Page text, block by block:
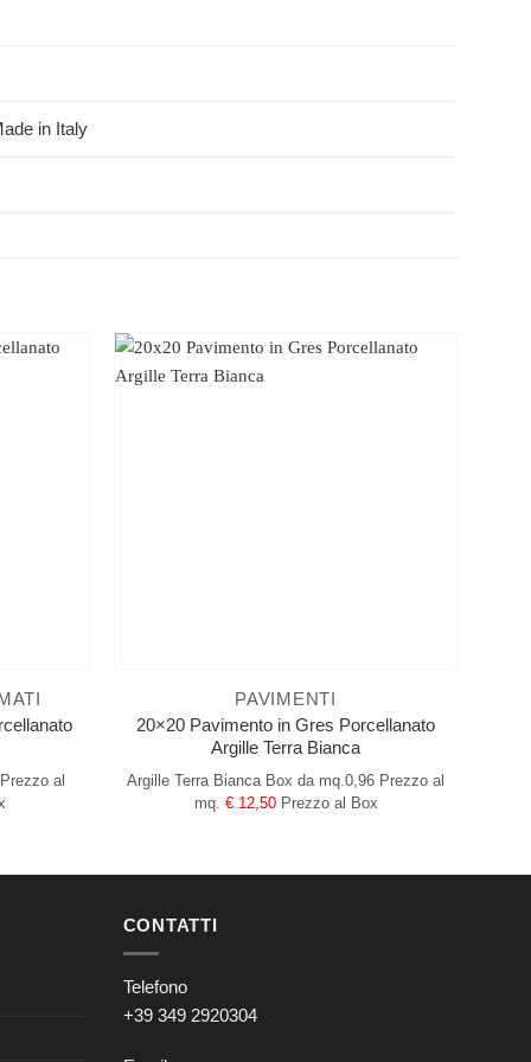
in Italy
Prezzo al
PAVIMENTI
20×20 Pavimento in Gres Porcellanato
Argille Terra Bianca
Argille Terra Bianca Box da mq.0,96 Prezzo al
mq. € 12,50 Prezzo al Box
CONTATTI
Telefono
+39 349 2920304